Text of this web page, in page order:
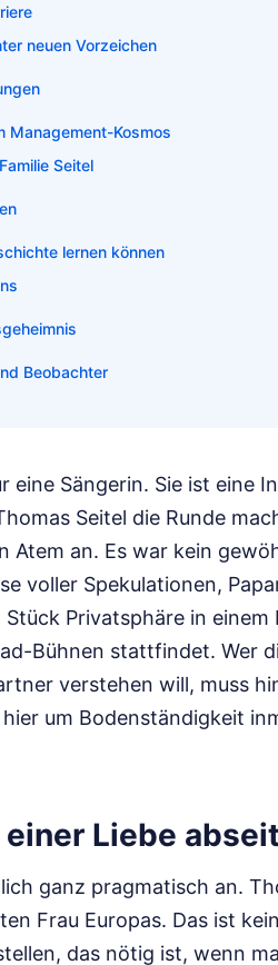
neuen Vorzeichen
Management-Kosmos
Seitel
lernen können
Beobachter
eine Sängerin. Sie ist eine
Seitel die Runde
Atem an. Es war kein
voller Spekulationen,
Privatsphäre in einem
Bühnen stattfindet. Wer
verstehen will, muss
um Bodenständigkeit
Liebe
ganz pragmatisch an.
Frau Europas. Das ist
das nötig ist, wenn